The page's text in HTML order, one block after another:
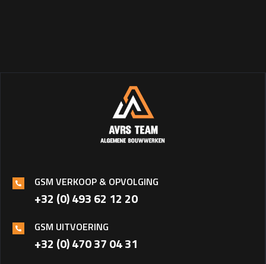
GSM VERKOOP & OPVOLGING
+32 (0) 493 62 12 20
GSM UITVOERING
+32 (0) 470 37 04 31‎